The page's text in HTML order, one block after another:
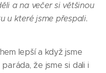
a na večer si většinou
u které jsme přespali.
lepší a když jsme
že jsme si dali i